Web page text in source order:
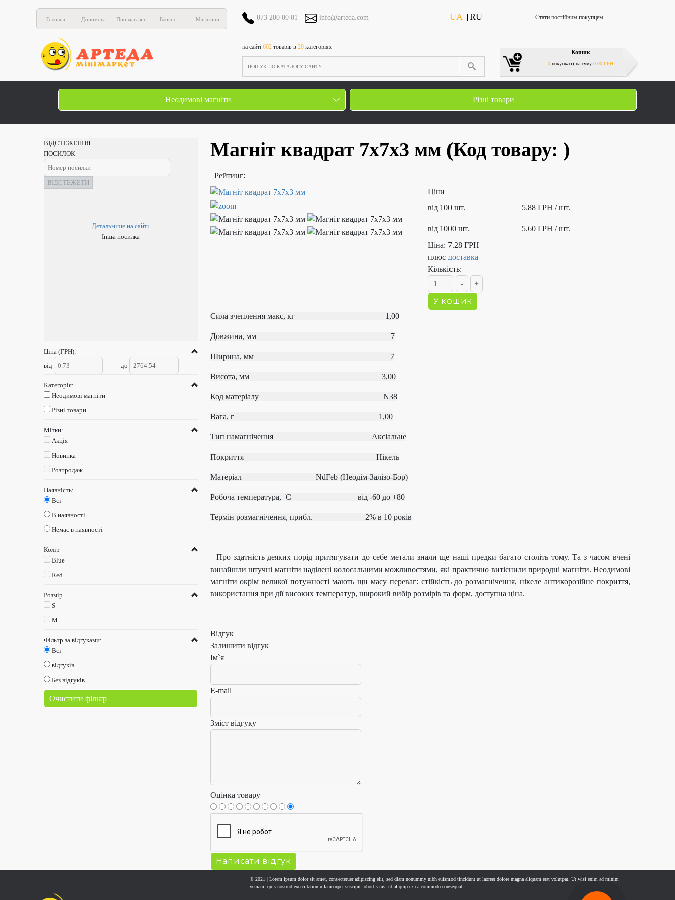
Головна Допомога Про магазин Блокнот Магазини UA RU
073 200 00 01 info@arteda.com Стати постійним покупцем
на сайті 602 товарів в 20 категоріях
Кошик
0 покупка(і) на суму0.00 ГРН
Неодимові магніти Різні товари
ВІДСТЕЖЕННЯ
ПОСИЛОК
ВІДСТЕЖЕТИ
Детальніше на сайті
Інша посилка
Ціна (ГРН):
від
до
Категорія:
Неодимові магніти
Різні товари
Мітки:
Акція
Новинка
Розпродаж
Наявність:
Всі
В наявності
Немає в наявності
Колір
Blue
Red
Розмір
S
M
Фільтр за відгуками:
Всі
відгуків
Без відгуків
Очистити фільтр
Магніт квадрат 7х7х3 мм (Код товару: )
Рейтинг:
Ціни
від 100 шт.
5.88 ГРН / шт.
від 1000 шт. 5.60 ГРН / шт.
Ціна: 7.28 ГРН
плюс доставка
Кількість:
Сила зчеплення макс, кг 1,00
Довжина, мм 7
Ширина, мм 7
Висота, мм 3,00
Код матеріалу N38
Вага, г 1,00
Тип намагнічення Аксіальне
Покриття Нікель
Матеріал NdFeb (Неодім-Залізо-Бор)
Робоча температура, ˚С від ‐60 до +80
Термін розмагнічення, прибл. 2% в 10 років
Про здатність деяких порід притягувати до себе метали знали ще наші предки багато століть тому. Та з часом вчені
винайшли штучні магніти наділені колосальними можливостями, які практично витіснили природні магніти. Неодимові
магніти окрім великої потужності мають щн масу переваг: стійкість до розмагнічення, нікеле антикорозійне покриття,
використання при дії високих температур, широкий вибір розмірів та форм, доступна ціна.
Відгук
Залишити відгук
Ім`я
E-mail
Зміст відгуку
Оцінка товару
© 2021 | Lorem ipsum dolor sit amet, consectetuer adipiscing elit, sed diam nonummy nibh euismod tincidunt ut laoreet dolore magna aliquam erat volutpat. Ut wisi enim ad minim
veniam, quis nostrud exerci tation ullamcorper suscipit lobortis nisl ut aliquip ex ea commodo consequat.